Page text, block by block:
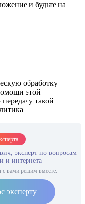
и будьте на
обработку
этой
такой
эксперт по вопросам
и интернета
вами решим вместе.
эксперту